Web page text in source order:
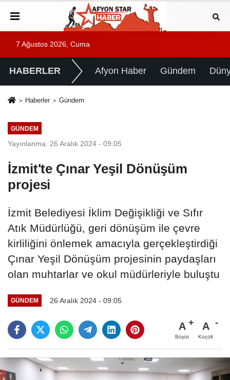
7 Ağustos 2026, Cuma
HABERLER Afyon Haber Gündem
Haberler Gündem
GÜNDEM
Yayınlanma: 26 Aralık 2024 - 09:05
İzmit'te Çınar Yeşil Dönüşüm
projesi
İzmit Belediyesi İklim Değişikliği ve Sıfır
Atık Müdürlüğü, geri dönüşüm ile çevre
kirliliğini önlemek amacıyla gerçekleştirdiği
Çınar Yeşil Dönüşüm projesinin paydaşları
olan muhtarlar ve okul müdürleriyle buluştu
GÜNDEM 26 Aralık 2024 - 09:05
A
Büyüt
A
Küçült